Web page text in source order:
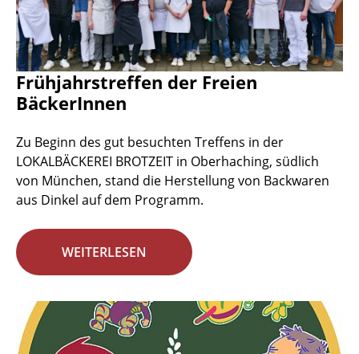
Frühjahrstreffen der Freien
BäckerInnen
Zu Beginn des gut besuchten Treffens in der
LOKALBÄCKEREI BROTZEIT in Oberhaching, südlich
von München, stand die Herstellung von Backwaren
aus Dinkel auf dem Programm.
WEITERLESEN